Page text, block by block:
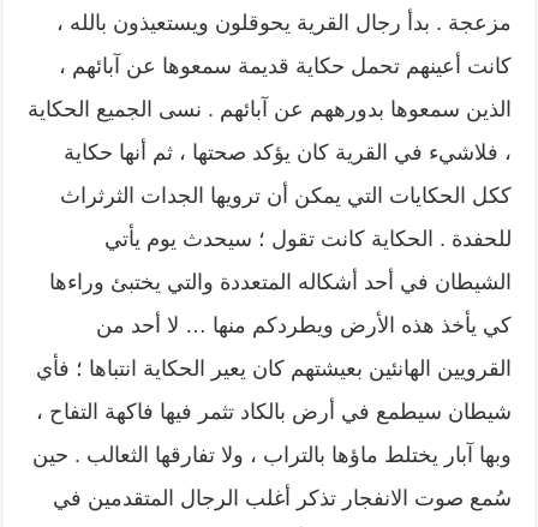
مزعجة . بدأ رجال القرية يحوقلون ويستعيذون بالله ،
كانت أعينهم تحمل حكاية قديمة سمعوها عن آبائهم ،
الذين سمعوها بدورههم عن آبائهم . نسى الجميع الحكاية
، فلاشيء في القرية كان يؤكد صحتها ، ثم أنها حكاية
ككل الحكايات التي يمكن أن ترويها الجدات الثرثراث
للحفدة . الحكاية كانت تقول ؛ سيحدث يوم يأتي
الشيطان في أحد أشكاله المتعددة والتي يختبئ وراءها
كي يأخذ هذه الأرض ويطردكم منها … لا أحد من
القرويين الهانئين بعيشتهم كان يعير الحكاية انتباها ؛ فأي
شيطان سيطمع في أرض بالكاد تثمر فيها فاكهة التفاح ،
وبها آبار يختلط ماؤها بالتراب ، ولا تفارقها الثعالب . حين
سُمع صوت الانفجار تذكر أغلب الرجال المتقدمين في